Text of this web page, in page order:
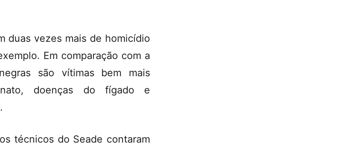
duas vezes mais de homicídio
Em comparação com a
são vítimas bem mais
doenças do fígado e
técnicos do Seade contaram